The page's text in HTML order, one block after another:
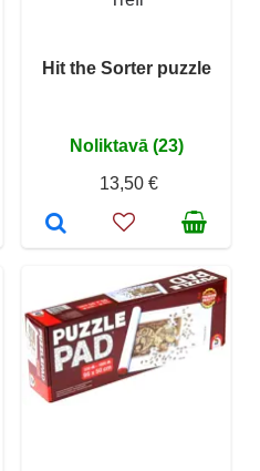
Hit the Sorter puzzle
Noliktavā (23)
13,50 €